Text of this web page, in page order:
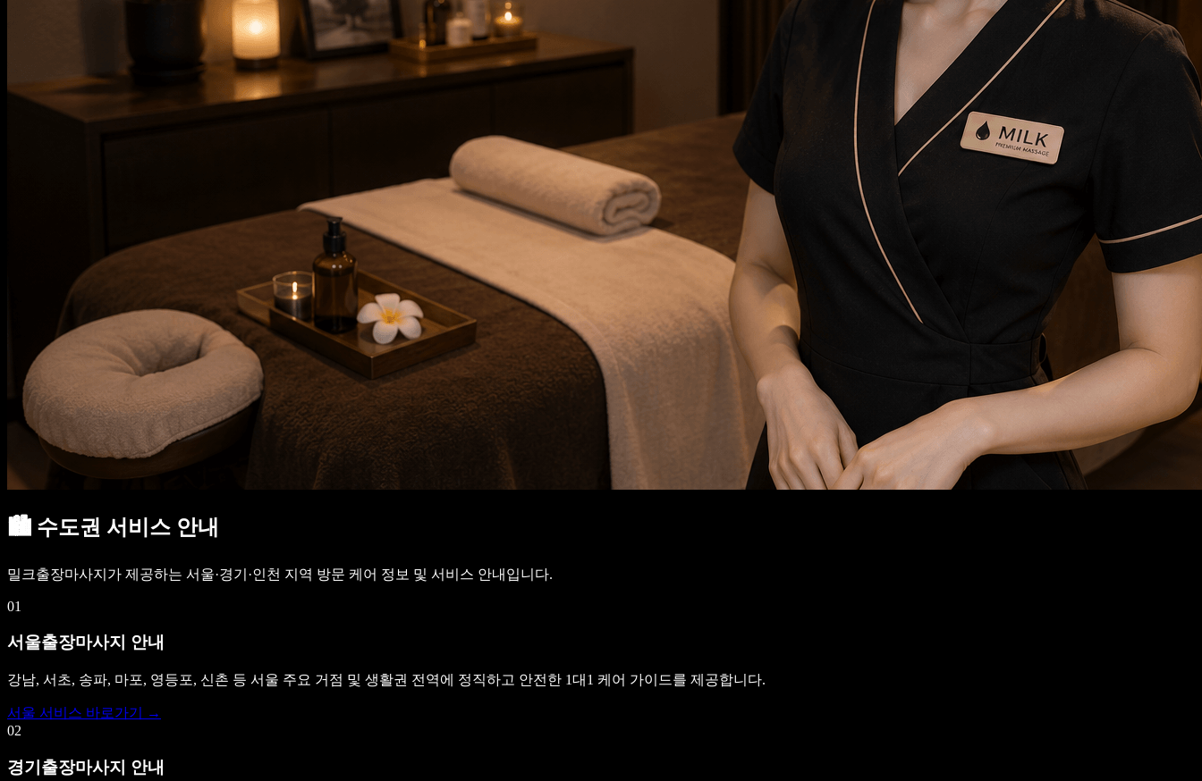
🏙️ 수도권 서비스 안내
밀크출장마사지가 제공하는 서울·경기·인천 지역 방문 케어 정보 및 서비스 안내입니다.
01
서울출장마사지 안내
강남, 서초, 송파, 마포, 영등포, 신촌 등 서울 주요 거점 및 생활권 전역에 정직하고 안전한 1대1 케어 가이드를 제공합니다.
서울 서비스 바로가기 →
02
경기출장마사지 안내